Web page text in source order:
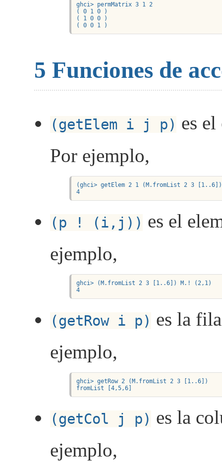
ghci> permMatrix 3 1 2
( 0 1 0 )
( 1 0 0 )
( 0 0 1 )
5 Funciones de
(getElem i j p) es
Por ejemplo,
(ghci> getElem 2 1 (M.fromList 2 3 [1..6])
4
(p ! (i,j)) es el
ejemplo,
ghci> (M.fromList 2 3 [1..6]) M.! (2,1)
4
(getRow i p) es la
ejemplo,
ghci> getRow 2 (M.fromList 2 3 [1..6])
fromList [4,5,6]
(getCol j p) es la
ejemplo,